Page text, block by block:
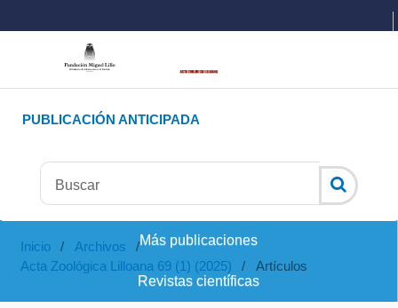
Más publicaciones
Revistas científicas
PUBLICACIÓN ANTICIPADA
Inicio / Archivos
/
Acta Zoológica Lilloana 69 (1) (2025)
/ Artículos